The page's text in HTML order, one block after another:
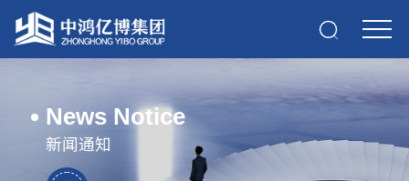
News Notice
新闻通知